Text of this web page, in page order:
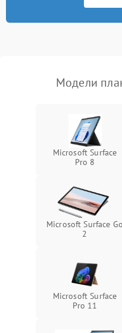
Сенсорное управление
Проблемы с механикой
Кнопки и органы
Модели
Microsoft Surface
Pro 8
Microsoft Surface Go
2
Microsoft Surface
Pro 11